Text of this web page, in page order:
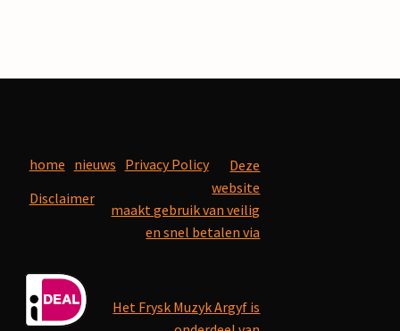
home nieuws Privacy Policy
Disclaimer
Deze
website
maakt gebruik van veilig
en snel betalen via
Het Frysk Muzyk Argyf is